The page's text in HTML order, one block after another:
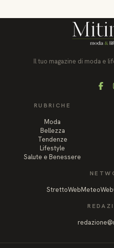
Il tuo magazine di moda e
RUBRICHE
Moda
Bellezza
Tendenze
Lifestyle
Salute e Benessere
StrettoWebMeteoWeb